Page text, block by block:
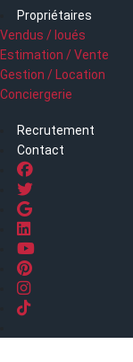
Propriétaires
Vendus / loués
Estimation / Vente
Gestion / Location
Conciergerie
Recrutement
Contact